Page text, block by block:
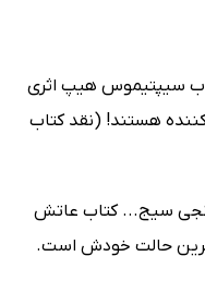
سیپتیموس هیپ اثری
هستند! (نقد کتاب
سیج... کتاب عاتش
حالت خودش است.